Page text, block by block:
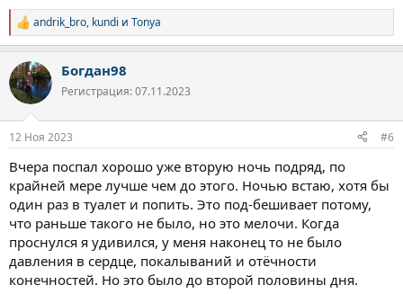
Р
е
к
ц
и
andrik_bro, kundi и Tonya
Богдан98
Регистрация: 07.11.2023
12 Ноя 2023 #6
Вчера поспал хорошо уже вторую ночь подряд, по
крайней мере лучше чем до этого. Ночью встаю, хотя бы
один раз в туалет и попить. Это под-бешивает потому,
что раньше такого не было, но это мелочи. Когда
проснулся я удивился, у меня наконец то не было
давления в сердце, покалываний и отёчности
конечностей. Но это было до второй половины дня.